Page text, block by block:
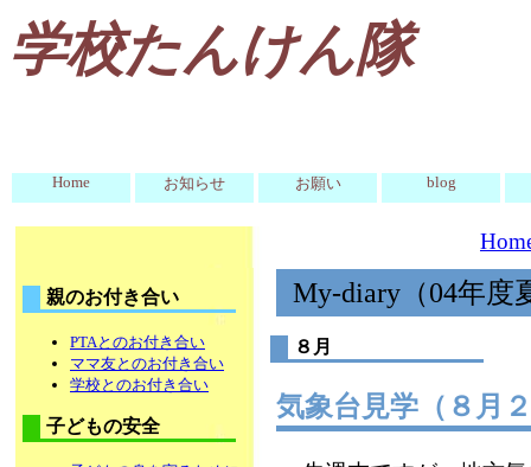
学校たんけん隊
Home お知らせ お願い blog
親のお付き合い
PTAとのお付き合い
ママ友とのお付き合い
学校とのお付き合い
子どもの安全
My-diary（04年度
８月
気象台見学（８月